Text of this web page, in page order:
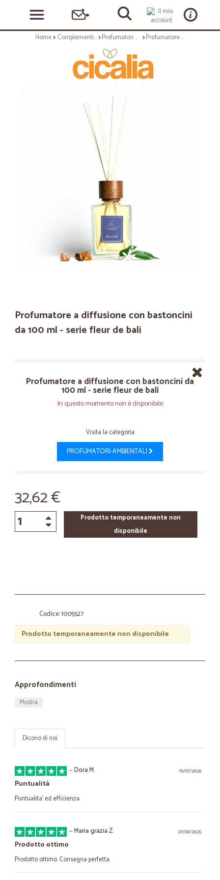
Home Complementi arredo Profumatori ambientali Profumatore a diffusione con bastoncini da 100 ml - serie fleur de bali
Profumatore a diffusione con bastoncini
da 100 ml - serie fleur de bali
Profumatore a diffusione con bastoncini da
100 ml - serie fleur de bali
In questo momento non è disponibile
Visita la categoria
PROFUMATORI-AMBIENTALI
32,62 €
Prodotto temporaneamente non
disponibile
Codice: 1005527
Prodotto temporaneamente non disponibile
Approfondimenti
Mostra
Dicono di noi
19/07/2026
—Dora M.
Puntualità
Puntualita’ ed efficienza
07/09/2025
—Maria grazia Z.
Prodotto ottimo
Prodotto ottimo. Consegna perfetta.